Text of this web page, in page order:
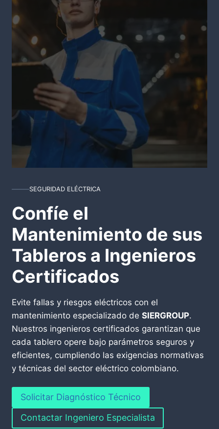
SEGURIDAD ELÉCTRICA
Confíe el
Mantenimiento de sus
Tableros a Ingenieros
Certificados
Evite fallas y riesgos eléctricos con el
mantenimiento especializado de SIERGROUP.
Nuestros ingenieros certificados garantizan que
cada tablero opere bajo parámetros seguros y
eficientes, cumpliendo las exigencias normativas
y técnicas del sector eléctrico colombiano.
Solicitar Diagnóstico Técnico
Contactar Ingeniero Especialista